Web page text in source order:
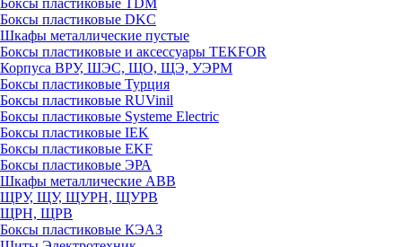
Боксы пластиковые TDM
Боксы пластиковые DKC
Шкафы металлические пустые
Боксы пластиковые и аксессуары TEKFOR
Корпуса ВРУ, ШЭС, ЩО, ЩЭ, УЭРМ
Боксы пластиковые Турция
Боксы пластиковые RUVinil
Боксы пластиковые Systeme Electric
Боксы пластиковые IEK
Боксы пластиковые EKF
Боксы пластиковые ЭРА
Шкафы металлические ABB
ЩРУ, ЩУ, ЩУРН, ЩУРВ
ЩРН, ЩРВ
Боксы пластиковые КЭАЗ